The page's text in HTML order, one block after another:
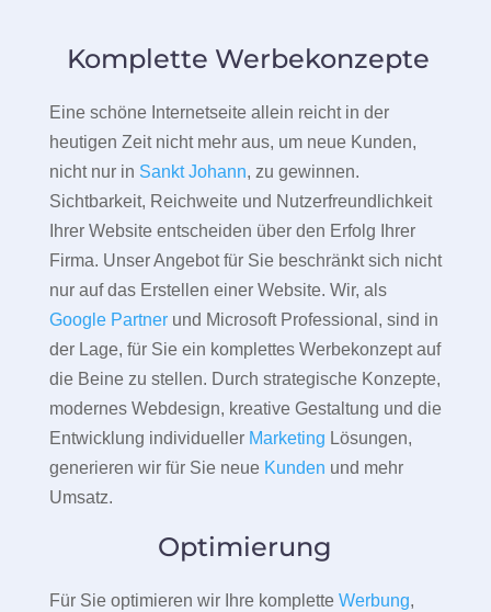
Komplette Werbekonzepte
Eine schöne Internetseite allein reicht in der
heutigen Zeit nicht mehr aus, um neue Kunden,
nicht nur in Sankt Johann, zu gewinnen.
Sichtbarkeit, Reichweite und Nutzerfreundlichkeit
Ihrer Website entscheiden über den Erfolg Ihrer
Firma. Unser Angebot für Sie beschränkt sich nicht
nur auf das Erstellen einer Website. Wir, als
Google Partnerund Microsoft Professional, sind in
der Lage, für Sie ein komplettes Werbekonzept auf
die Beine zu stellen. Durch strategische Konzepte,
modernes Webdesign, kreative Gestaltung und die
Entwicklung individueller Marketing Lösungen,
generieren wir für Sie neue Kunden und mehr
Umsatz.
Optimierung
Für Sie optimieren wir Ihre komplette Werbung,